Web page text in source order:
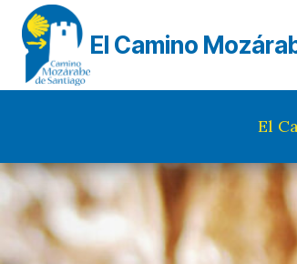
Saltar
contenido
El Camino
El